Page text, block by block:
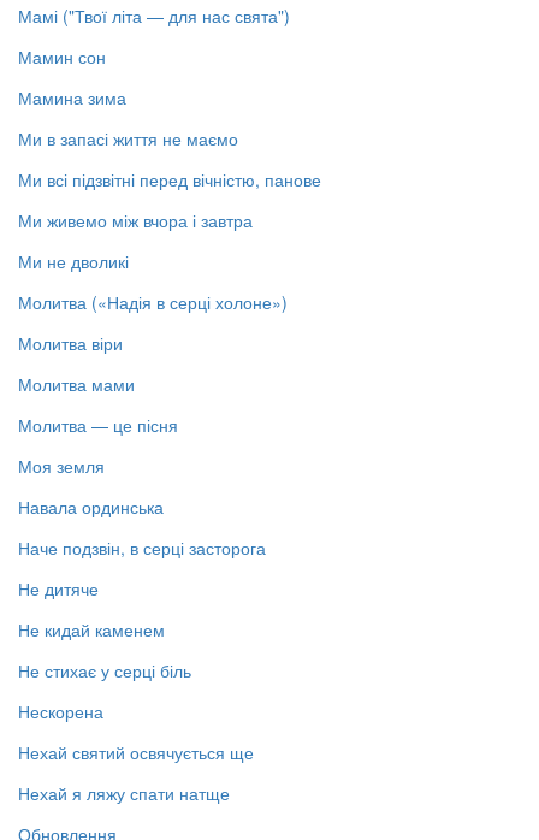
Мамі ("Твої літа — для нас свята")
Мамин сон
Мамина зима
Ми в запасі життя не маємо
Ми всі підзвітні перед вічністю, панове
Ми живемо між вчора і завтра
Ми не дволикі
Молитва («Надія в серці холоне»)
Молитва віри
Молитва мами
Молитва — це пісня
Моя земля
Навала ординська
Наче подзвін, в серці засторога
Не дитяче
Не кидай каменем
Не стихає у серці біль
Нескорена
Нехай святий освячується ще
Нехай я ляжу спати натще
Обновлення